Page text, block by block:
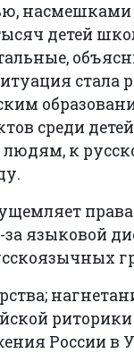
детей
стала
среди
к
языковой
России в